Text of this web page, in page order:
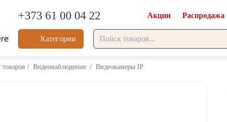
+373 61 00 04 22 Акции Распродажа
Категории
товаров / Видеонаблюдение / Видеокамеры IP